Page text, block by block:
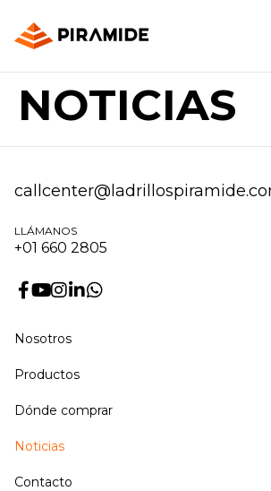
NOTICIAS
LLÁMANOS
+01 660 2805
Nosotros
Productos
Dónde comprar
Noticias
Contacto